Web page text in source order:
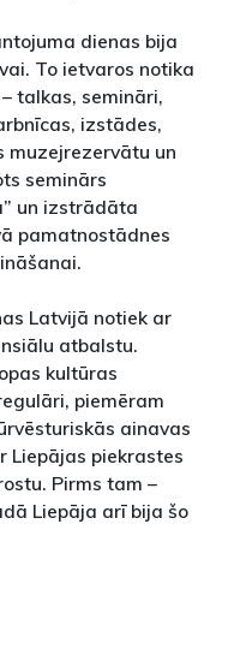
dienas bija
To ietvaros notika
talkas, semināri,
izstādes,
muzejrezervātu un
seminārs
un izstrādāta
pamatnostādnes
Latvijā notiek ar
atbalstu.
kultūras
piemēram
ainavas
Liepājas piekrastes
Pirms tam –
Liepāja arī bija šo